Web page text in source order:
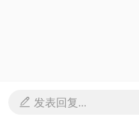
发表回复...